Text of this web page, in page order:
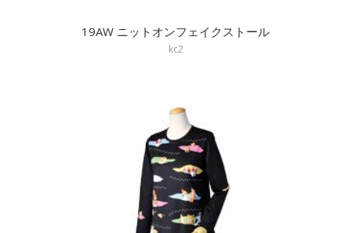
19AW ニットオンフェイクストール
kc2